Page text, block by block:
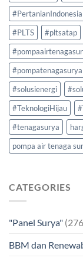
#PertanianIndonesia
#PLTS
#pltsatap
#pompatenagasurya
#solusienergi
#TeknologiHijau
#tenagasurya
pompa air tenaga
CATEGORIES
"Panel Surya"
BBM dan